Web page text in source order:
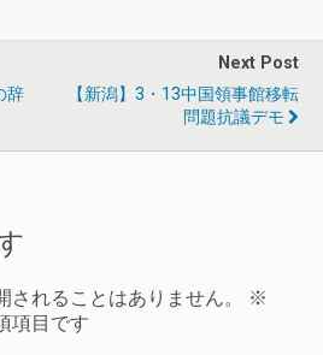
辞
Next Post
【新潟】3・13中国領事館移転
問題抗議デモ
されることはありません。
※
項目です